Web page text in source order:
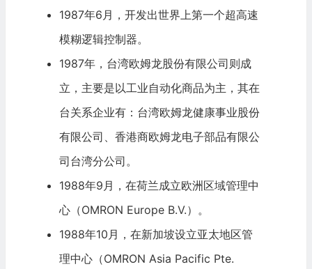
1987年6月，开发出世界上第一个超高速
模糊逻辑控制器。
1987年，台湾欧姆龙股份有限公司则成
立，主要是以工业自动化商品为主，其在
台关系企业有：台湾欧姆龙健康事业股份
有限公司、香港商欧姆龙电子部品有限公
司台湾分公司。
1988年9月，在荷兰成立欧洲区域管理中
心（OMRON Europe B.V.）。
1988年10月，在新加坡设立亚太地区管
理中心（OMRON Asia Pacific Pte.